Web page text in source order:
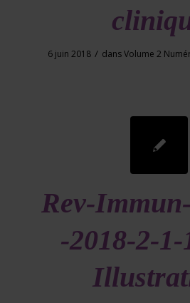
6 juin 2018 / dansVolume 2
Rev-
-2018-2-